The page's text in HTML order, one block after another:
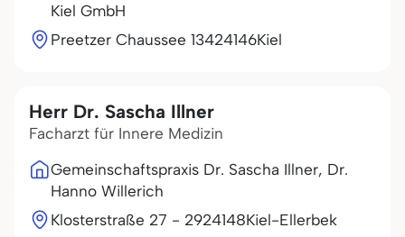
Kiel GmbH
Preetzer Chaussee 13424146Kiel
Herr Dr. Sascha Illner
Facharzt für Innere Medizin
Gemeinschaftspraxis Dr. Sascha Illner, Dr.
Hanno Willerich
Klosterstraße 27 - 2924148Kiel-Ellerbek